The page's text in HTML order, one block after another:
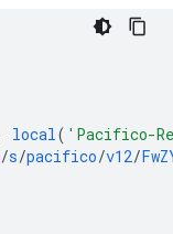
local ( 'Pacifico-
/s/pacifico/v12/